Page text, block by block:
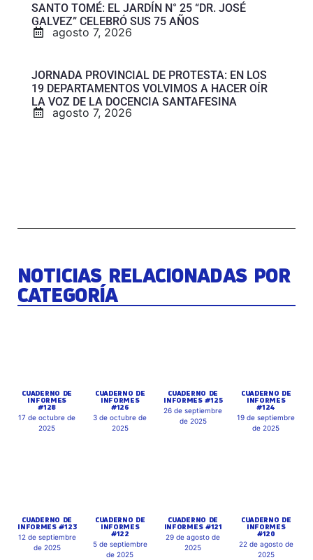
SANTO TOMÉ: EL JARDÍN N° 25 “DR. JOSÉ
GALVEZ” CELEBRÓ SUS 75 AÑOS
agosto 7, 2026
JORNADA PROVINCIAL DE PROTESTA: EN LOS
19 DEPARTAMENTOS VOLVIMOS A HACER OÍR
LA VOZ DE LA DOCENCIA SANTAFESINA
agosto 7, 2026
NOTICIAS RELACIONADAS POR
CATEGORÍA
CUADERNO DE
INFORMES
#128
17 de octubre de
2025
CUADERNO DE
INFORMES
#126
3 de octubre de
2025
CUADERNO DE
INFORMES #125
26 de septiembre
de 2025
CUADERNO DE
INFORMES
#124
19 de septiembre
de 2025
CUADERNO DE
INFORMES #123
12 de septiembre
de 2025
CUADERNO DE
INFORMES
#122
5 de septiembre
de 2025
CUADERNO DE
INFORMES #121
29 de agosto de
2025
CUADERNO DE
INFORMES
#120
22 de agosto de
2025